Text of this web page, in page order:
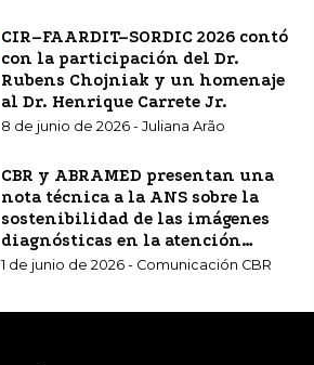
CIR–FAARDIT–SORDIC 2026 contó
con la participación del Dr.
Rubens Chojniak y un homenaje
al Dr. Henrique Carrete Jr.
8 de junio de 2026 - Juliana Arão
CBR y ABRAMED presentan una
nota técnica a la ANS sobre la
sostenibilidad de las imágenes
diagnósticas en la atención
sanitaria complementaria.
1 de junio de 2026 - Comunicación CBR